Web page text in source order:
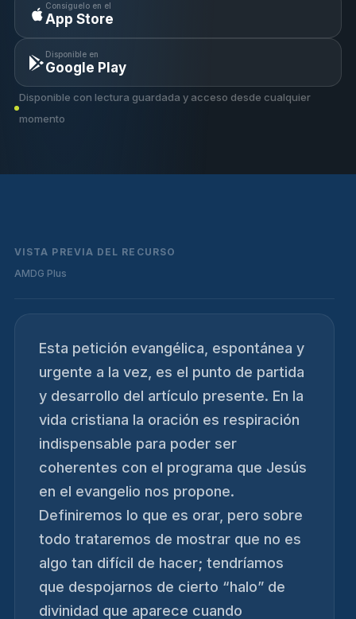
Consíguelo en el
App Store
Disponible en
Google Play
Disponible con lectura guardada y acceso desde cualquier
momento
VISTA PREVIA DEL RECURSO
AMDG Plus
Esta petición evangélica, espontánea y
urgente a la vez, es el punto de partida
y desarrollo del artículo presente. En la
vida cristiana la oración es respiración
indispensable para poder ser
coherentes con el programa que Jesús
en el evangelio nos propone.
Definiremos lo que es orar, pero sobre
todo trataremos de mostrar que no es
algo tan difícil de hacer; tendríamos
que despojarnos de cierto “halo” de
divinidad que aparece cuando